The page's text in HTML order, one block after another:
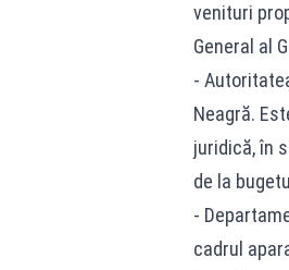
venituri
General al
-
Neagră.
juridică, în
de la
-
cadrul